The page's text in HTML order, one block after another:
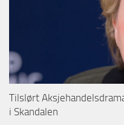
Tilslørt
i Skandalen